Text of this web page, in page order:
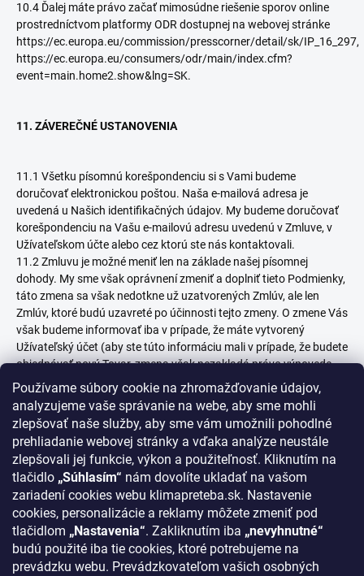
Používame súbory cookie na zhromažďovanie údajov,
analyzujeme vaše správanie na webe, aby sme mohli
zlepšovať naše služby, aby sme vám umožnili pohodlné
prehliadanie webovej stránky a vďaka analýze neustále
zlepšovali jej funkcie, výkon a použiteľnosť. Kliknutím na
tlačidlo „Súhlasím“ nám dovolíte ukladať na vašom
zariadení cookies webu klimapreteba.sk. Nastavenie
cookies, personalizácie a reklamy môžete zmeniť pod
tlačidlom „Nastavenia“. Zakliknutím iba „nevyhnutné“
budú použité iba tie cookies, ktoré potrebujeme na
prevádzku webu. Prevádzkovateľom vašich osobných
10.4 Ďalej máte právo začať mimosúdne riešenie sporov online
prostredníctvom platformy ODR dostupnej na webovej stránke
https://ec.europa.eu/commission/presscorner/detail/sk/IP_16_297,
https://ec.europa.eu/consumers/odr/main/index.cfm?
event=main.home2.show&lng=SK.
11. ZÁVEREČNÉ USTANOVENIA
11.1 Všetku písomnú korešpondenciu si s Vami budeme
doručovať elektronickou poštou. Naša e-mailová adresa je
uvedená u Našich identifikačných údajov. My budeme doručovať
korešpondenciu na Vašu e-mailovú adresu uvedenú v Zmluve, v
Užívateľskom účte alebo cez ktorú ste nás kontaktovali.
11.2 Zmluvu je možné meniť len na základe našej písomnej
dohody. My sme však oprávnení zmeniť a doplniť tieto Podmienky,
táto zmena sa však nedotkne už uzatvorených Zmlúv, ale len
Zmlúv, ktoré budú uzavreté po účinnosti tejto zmeny. O zmene Vás
však budeme informovať iba v prípade, že máte vytvorený
Užívateľský účet (aby ste túto informáciu mali v prípade, že budete
objednávať nový Tovar, zmena však nezakladá právo výpovede,
keďže nemáme uzatvorenú Zmluvu, ktorú by bolo možné
vypovedať), alebo Vám na základe Zmluvy máme dodávať Tovar
pravidelne a opakovane. Informácie o zmene Vám zašleme na
Vašu e-mailovú adresu najmenej 14 dní pred účinnosťou tejto
zmeny. Pokiaľ od Vás do 14 dní od zaslanie informácie o zmene
nedostaneme výpoveď uzatvorenej Zmluvy na pravidelné a
opakované dodávky Tovaru, stávajú sa nové podmienky súčasťou
našej Zmluvy a uplatnia sa na ďalšiu dodávku Tovaru nasledujúcu
po účinnosti zmeny. Výpovedná doba v prípade, že výpoveď
podáte, činí 2 mesiace.
11.3 V prípade vyššej moci alebo udalostí, ktoré nemožno
predvídať (prírodná katastrofa, pandémia, prevádzkové poruchy,